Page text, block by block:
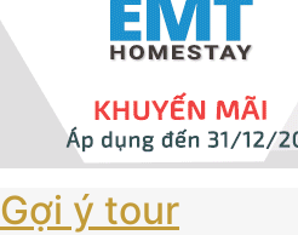
Gợi ý tour